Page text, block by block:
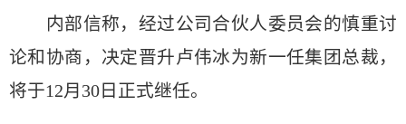
内部信称，经过公司合伙人委员会的慎重讨
论和协商，决定晋升卢伟冰为新一任集团总裁，
将于12月30日正式继任。